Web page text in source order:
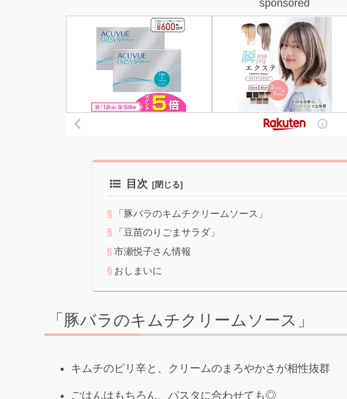
sponsored
目次
「豚バラのキムチクリームソース」
「豆苗のりごまサラダ」
市瀬悦子さん情報
おしまいに
「豚バラのキムチクリームソース」
キムチのピリ辛と、クリームのまろやかさが相性抜群
ごはんはもちろん、パスタに合わせても◎